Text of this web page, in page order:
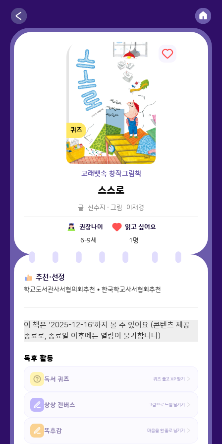
퀴즈
고래뱃속 창작그림책
스스로
글 신수지 · 그림 이재경
권장나이
6-9세
읽고 싶어요
1 명
추천·선정
학교도서관사서협의회추천 • 한국학교사서협회추천
이 책은 '2025-12-16'까지 볼 수 있어요 (콘텐츠 제공
종료로, 종료일 이후에는 열람이 불가합니다)
독후 활동
독서 퀴즈 퀴즈 풀고 XP 받기
상상 캔버스 그림으로 느낌 남기기
똑후감 마음을 한 줄로 남기기